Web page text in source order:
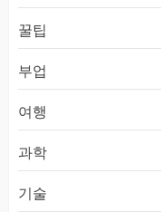
꿀팁
부업
여행
과학
기술